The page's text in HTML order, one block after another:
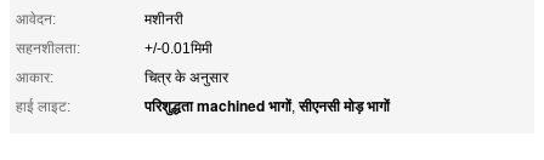
आवेदन:
मशीनरी
सहनशीलता:
+/-0.01मिमी
आकार:
चित्र के अनुसार
हाई लाइट:
परिशुद्धता machined भागों,सीएनसी मोड़ भागों